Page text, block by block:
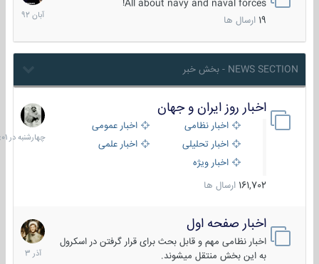
All about navy and naval forces!
ارسال ها
1392
NEWS SECTION - بخش خبر
اخبار روز ایران و جهان
اخبار نظامی
اخبار عمومی
اخبار تحلیلی
اخبار علمی
اخبار ویژه
161,702 ارسال ها
در
06:01
اخبار صفحه اول
اخبار نظامی مهم و قابل بحث برای قرار گرفتن در اسکرول
به این بخش منتقل میشوند.
7
آذر
1403